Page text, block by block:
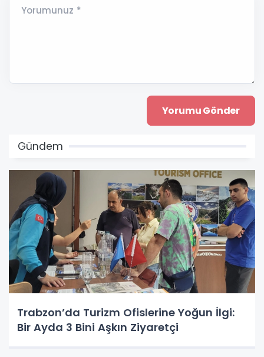
Yorumunuz *
Gündem
Trabzon’da Turizm Ofislerine Yoğun İlgi:
Bir Ayda 3 Bini Aşkın Ziyaretçi